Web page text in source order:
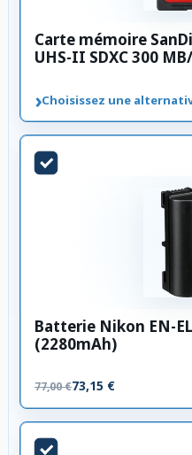
Carte mémoire
UHS-II SDXC 300
›Choisissez une
Batterie Nikon EN-
(2280mAh)
77,00 €73,15 €